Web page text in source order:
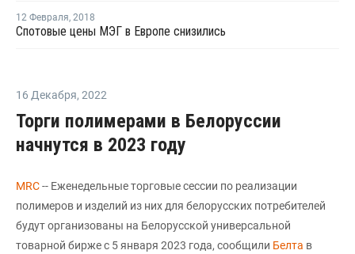
12 Февраля, 2018
Спотовые цены МЭГ в Европе снизились
16 Декабря, 2022
Торги полимерами в Белоруссии
начнутся в 2023 году
MRC-- Еженедельные торговые сессии по реализации
полимеров и изделий из них для белорусских потребителей
будут организованы на Белорусской универсальной
товарной бирже с 5 января 2023 года, сообщили Белта в